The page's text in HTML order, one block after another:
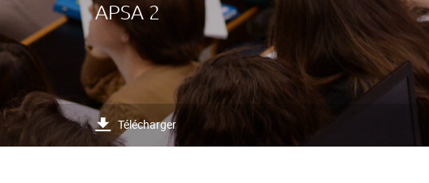
APSA 2
Télécharger